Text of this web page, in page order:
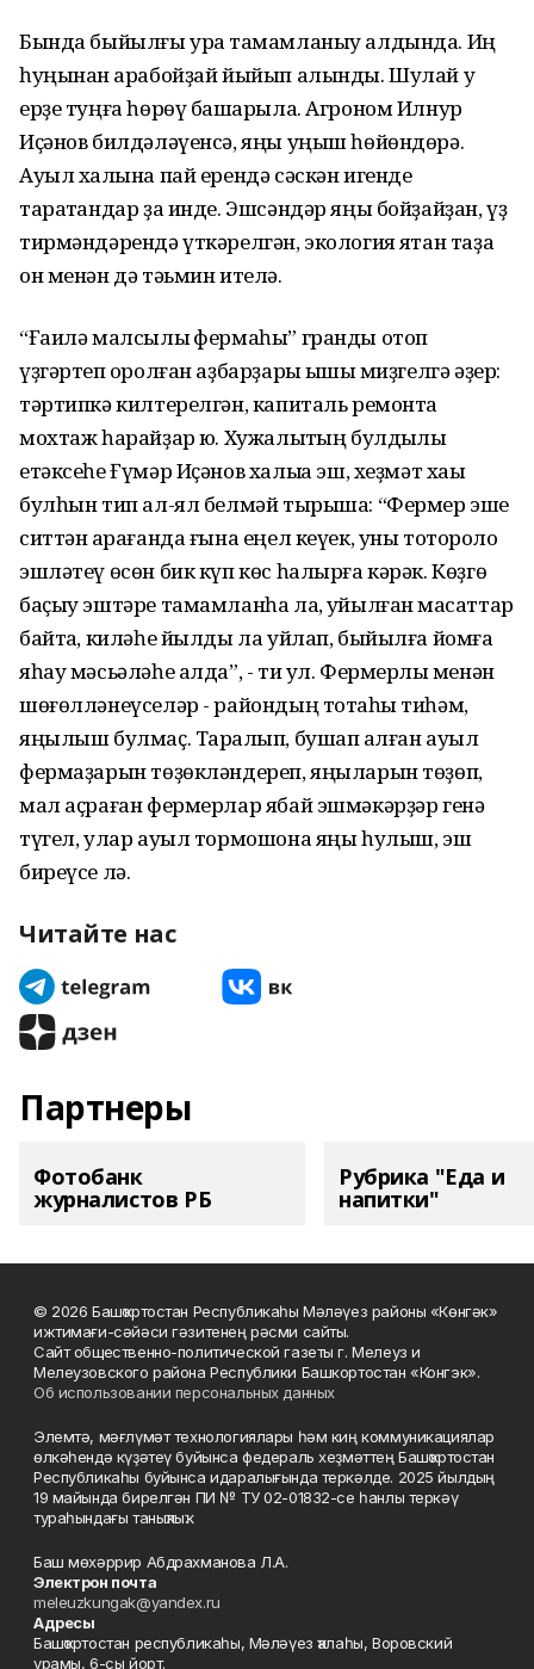
Бында быйылғы ураҡ тамамланыу алдында. Иң
һуңынан ҡарабойҙай йыйып алынды. Шулай уҡ
ерҙе туңға һөрөү башҡарыла. Агроном Илнур
Иҫәнов билдәләүенсә, яңы уңыш һөйөндөрә.
Ауыл халҡына пай ерендә сәскән игенде
таратҡандар ҙа инде. Эшсәндәр яңы бойҙайҙан, үҙ
тирмәндәрендә үткәрелгән, экология яҡтан таҙа
он менән дә тәьмин ителә.
“Ғаилә малсылыҡ фермаһы” гранды отоп
үҙгәртеп ҡоролған аҙбарҙары ҡышҡы миҙгелгә әҙер:
тәртипкә килтерелгән, капиталь ремонтҡа
мохтаж һарайҙар юҡ. Хужалыҡтың булдыҡлы
етәксеһе Ғүмәр Иҫәнов халыҡҡа эш, хеҙмәт хаҡы
булһын тип ал-ял белмәй тырыша: “Фермер эше
ситтән ҡарағанда ғына еңел кеүек, уны тотороҡло
эшләтеү өсөн бик күп көс һалырға кәрәк. Көҙгө
баҫыу эштәре тамамланһа ла, ҡуйылған маҡсаттар
байтаҡ, киләһе йылды ла уйлап, быйылға йомғаҡ
яһау мәсьәләһе алда”, - ти ул. Фермерлыҡ менән
шөғөлләнеүселәр - райондың тотҡаһы тиһәм,
яңылыш булмаҫ. Тарҡалып, бушап ҡалған ауыл
фермаҙарын төҙөкләндереп, яңыларын төҙөп,
мал аҫраған фермерлар ябай эшмәкәрҙәр генә
түгел, улар ауыл тормошона яңы һулыш, эш
биреүсе лә.
Читайте нас
Партнеры
Фотобанк
журналистов РБ
Рубрика "Еда и
напитки"
© 2026 Башҡортостан Республикаһы Мәләүез районы «Көнгәк»
ижтимағи-сәйәси гәзитенең рәсми сайты.
Сайт общественно-политической газеты г. Мелеуз и
Мелеузовского района Республики Башкортостан «Конгэк».
Об использовании персональных данных
Элемтә, мәғлүмәт технологиялары һәм киң коммуникациялар
өлкәһендә күҙәтеү буйынса федераль хеҙмәттең Башҡортостан
Республикаһы буйынса идаралығында теркәлде. 2025 йылдың
19 майында бирелгән ПИ № ТУ 02-01832-се һанлы теркәү
тураһындағы таныҡлыҡ.
Баш мөхәррир Абдрахманова Л.А.
Электрон почта
meleuzkungak@yandex.ru
Адресы
Башҡортостан республикаһы, Мәләүез ҡалаһы, Воровский
урамы, 6-сы йорт.